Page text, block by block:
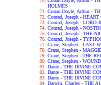
HOLMES
Conan Doyle, Arthur -
Conrad, Joseph -
Conrad, Joseph - LORD
Conrad, Joseph -
Conrad, Joseph - THE
Conrad, Joseph -
Crane, Stephen - LAST
Crane, Stephen -
Crane, Stephen - THE
Crane, Stephen -
Dante - THE DIVINE
Dante - THE DIVINE
Dante - THE DIVINE
Darwin, Charles - THE